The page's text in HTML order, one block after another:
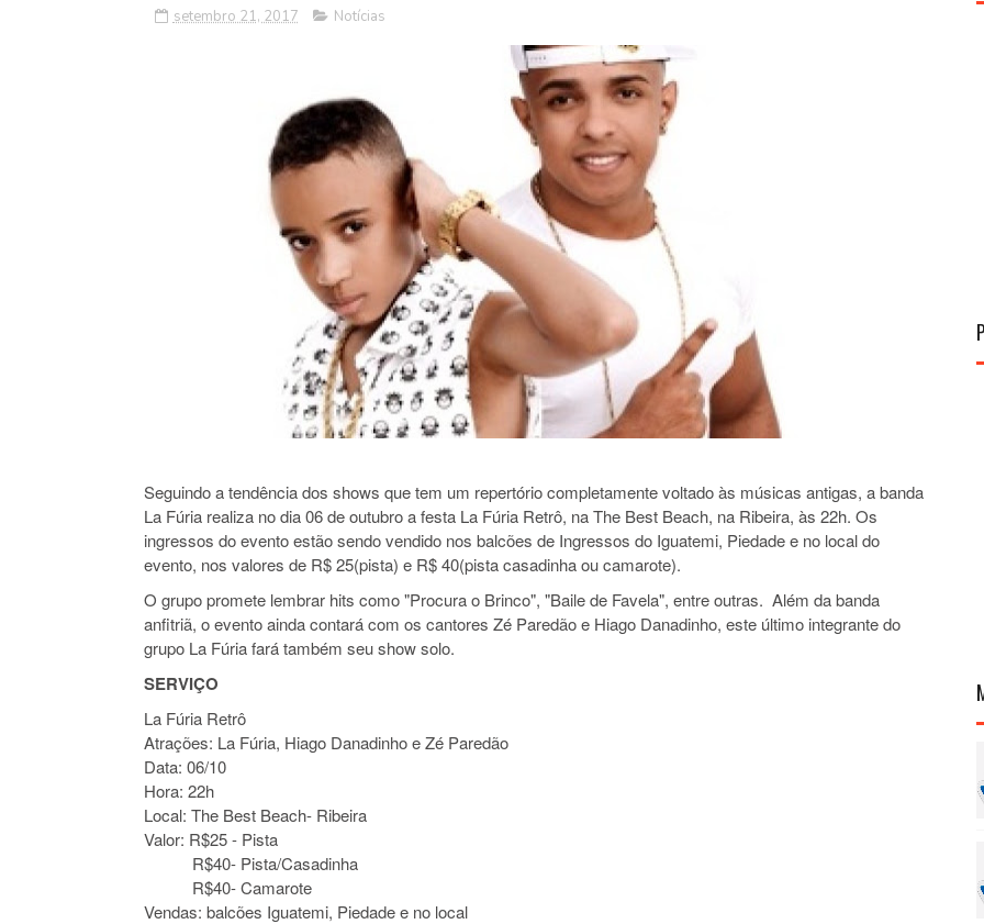
setembro 21, 2017 Notícias
Seguindo a tendência dos shows que tem um repertório completamente voltado às músicas antigas, a banda
La Fúria realiza no dia 06 de outubro a festa La Fúria Retrô, na The Best Beach, na Ribeira, às 22h. Os
ingressos do evento estão sendo vendido nos balcões de Ingressos do Iguatemi, Piedade e no local do
evento, nos valores de R$ 25(pista) e R$ 40(pista casadinha ou camarote).
O grupo promete lembrar hits como "Procura o Brinco", "Baile de Favela", entre outras. Além da banda
anfitriã, o evento ainda contará com os cantores Zé Paredão e Hiago Danadinho, este último integrante do
grupo La Fúria fará também seu show solo.
SERVIÇO
La Fúria Retrô
Atrações: La Fúria, Hiago Danadinho e Zé Paredão
Data: 06/10
Hora: 22h
Local: The Best Beach- Ribeira
Valor: R$25 - Pista
R$40- Pista/Casadinha
R$40- Camarote
Vendas: balcões Iguatemi, Piedade e no local